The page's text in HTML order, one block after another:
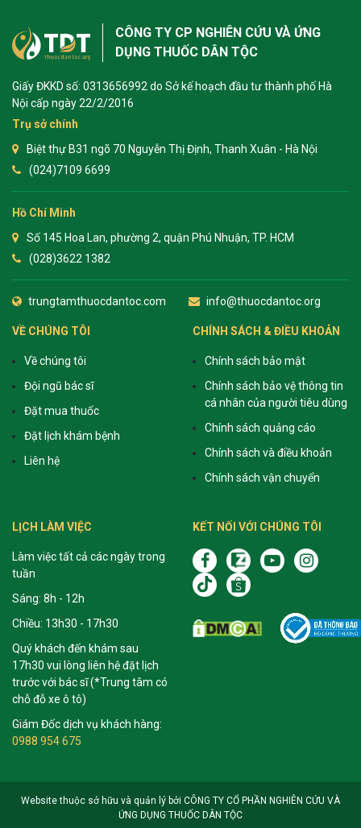
CÔNG TY CP NGHIÊN CỨU VÀ ỨNG
DỤNG THUỐC DÂN TỘC
Giấy ĐKKD số: 0313656992 do Sở kế hoạch đầu tư thành phố Hà
Nội cấp ngày 22/2/2016
Trụ sở chính
Biệt thự B31 ngõ 70 Nguyễn Thị Định, Thanh Xuân - Hà Nội
(024)7109 6699
Hồ Chí Minh
Số 145 Hoa Lan, phường 2, quận Phú Nhuận, TP. HCM
(028)3622 1382
trungtamthuocdantoc.com info@thuocdantoc.org
VỀ CHÚNG TÔI
Về chúng tôi
Đội ngũ bác sĩ
Đặt mua thuốc
Đặt lịch khám bệnh
Liên hệ
CHÍNH SÁCH & ĐIỀU KHOẢN
Chính sách bảo mật
Chính sách bảo vệ thông tin
cá nhân của người tiêu dùng
Chính sách quảng cáo
Chính sách và điều khoản
Chính sách vận chuyển
LỊCH LÀM VIỆC
Làm việc tất cả các ngày trong
tuần
Sáng: 8h - 12h
Chiều: 13h30 - 17h30
Quý khách đến khám sau
17h30 vui lòng liên hệ đặt lịch
trước với bác sĩ (*Trung tâm có
chỗ đỗ xe ô tô)
Giám Đốc dịch vụ khách hàng:
0988 954 675
KẾT NỐI VỚI CHÚNG TÔI
Website thuộc sở hữu và quản lý bởi CÔNG TY CỔ PHẦN NGHIÊN CỨU VÀ
ỨNG DỤNG THUỐC DÂN TỘC